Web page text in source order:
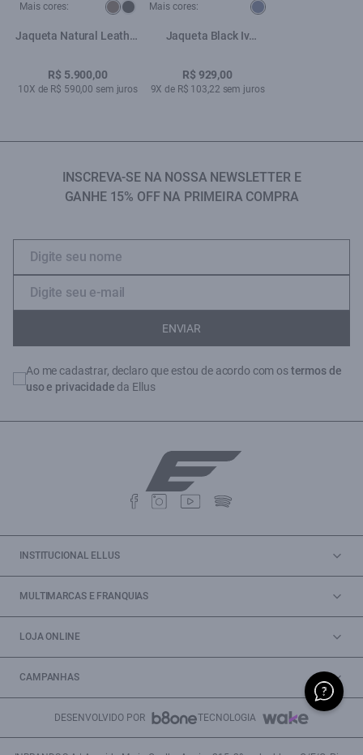
Mais cores:
Jaqueta Natural Leather
R$ 5.900,00
10X de R$ 590,00 sem juros
Mais cores:
Jaqueta Black Iv
R$ 929,00
9X de R$ 103,22 sem juros
INSCREVA-SE NA NOSSA NEWSLETTER E
GANHE 15% OFF NA PRIMEIRA COMPRA
ENVIAR
Ao me cadastrar, declaro que estou de acordo com ostermos de
uso e privacidade da Ellus
INSTITUCIONAL ELLUS
MULTIMARCAS E FRANQUIAS
LOJA ONLINE
CAMPANHAS
DESENVOLVIDO POR TECNOLOGIA